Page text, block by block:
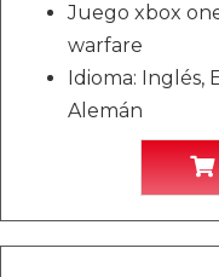
Juego xbox
warfare
Idioma: Inglés,
Alemán